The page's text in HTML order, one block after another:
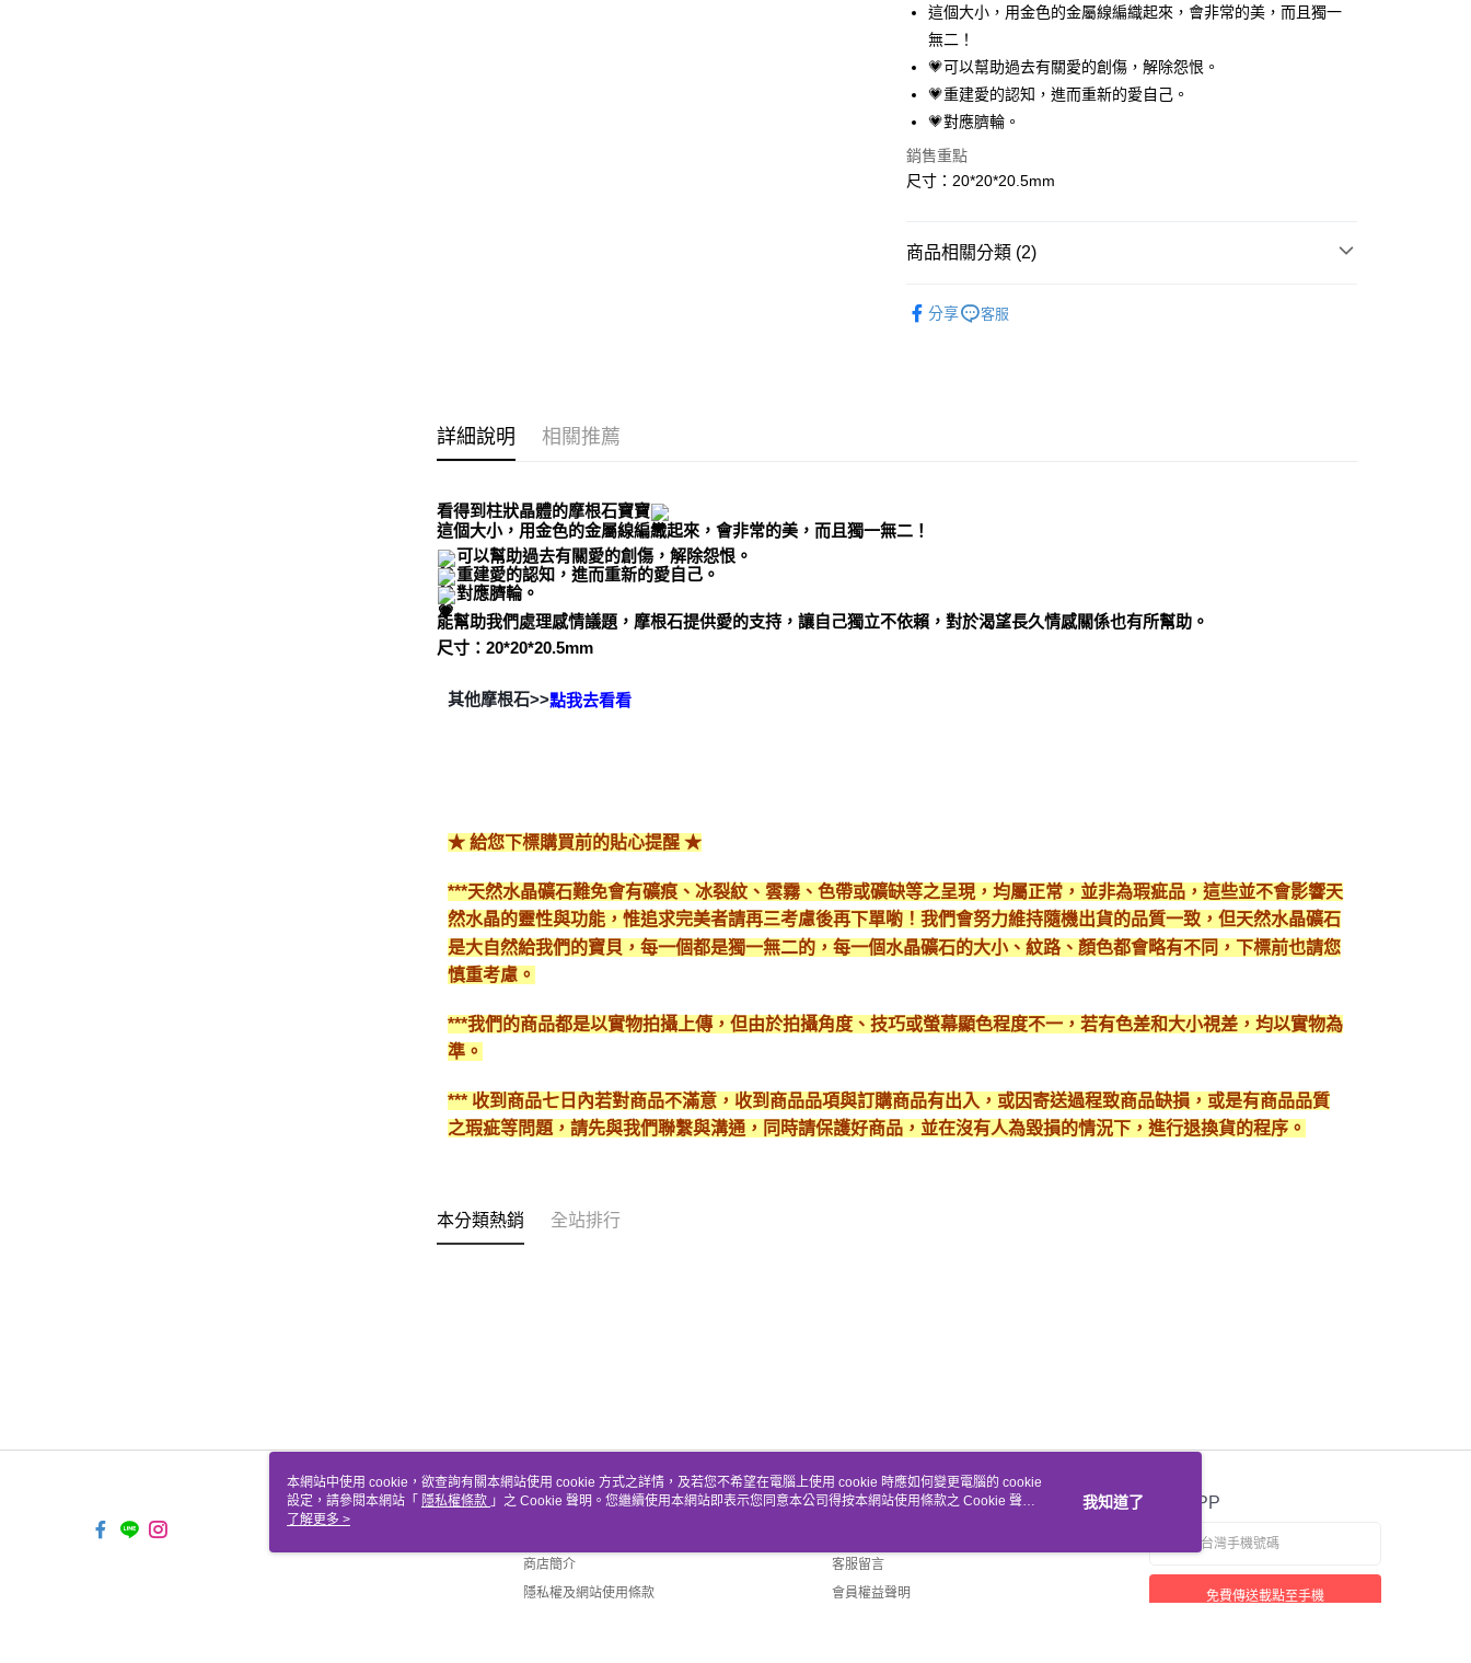
Apple Pay
街口支付
悠遊付
全家取貨付款
7-11取貨付款
付款後門市自取
這個大小，用金色的金屬線編織起來，會非常的美，而且獨一
無二！
💗可以幫助過去有關愛的創傷，解除怨恨。
💗重建愛的認知，進而重新的愛自己。
💗對應臍輪。
銷售重點
尺寸：20*20*20.5mm
商品相關分類 (2)
Morganite
分享 客服
詳細說明 相關推薦
看得到柱狀晶體的摩根石寶寶
這個大小，用金色的金屬線編織起來，會非常的美，而且獨一無二！
可以幫助過去有關愛的創傷，解除怨恨。
重建愛的認知，進而重新的愛自己。
對應臍輪。
能幫助我們處理感情議題，摩根石提供愛的支持，讓自己獨立不依賴，對於渴望長久情感關係也有所幫助。
尺寸：20*20*20.5mm
其他摩根石>>點我去看看
★ 給您下標購買前的貼心提醒 ★
***天然水晶礦石難免會有礦痕、冰裂紋、雲霧、色帶或礦缺等之呈現，均屬正常，並非為瑕疵品，這些並不會影響天
然水晶的靈性與功能，惟追求完美者請再三考慮後再下單喲！我們會努力維持隨機出貨的品質一致，但天然水晶礦石
是大自然給我們的寶貝，每一個都是獨一無二的，每一個水晶礦石的大小、紋路、顏色都會略有不同，下標前也請您
慎重考慮。
***我們的商品都是以實物拍攝上傳，但由於拍攝角度、技巧或螢幕顯色程度不一，若有色差和大小視差，均以實物為
準。
*** 收到商品七日內若對商品不滿意，收到商品品項與訂購商品有出入，或因寄送過程致商品缺損，或是有商品品質
之瑕疵等問題，請先與我們聯繫與溝通，同時請保護好商品，並在沒有人為毀損的情況下，進行退換貨的程序。
本分類熱銷 全站排行
關於我們
商店簡介
隱私權及網站使用條款
客服資訊
客服留言
會員權益聲明
官方APP
免費傳送載點至手機
本網站中使用 cookie，欲查詢有關本網站使用 cookie 方式之詳情，及若您不希望在電腦上使用 cookie 時應如何變更電腦的 cookie
設定，請參閱本網站「 隱私權條款 」之 Cookie 聲明。您繼續使用本網站即表示您同意本公司得按本網站使用條款之 Cookie 聲明
使用 cookie。
了解更多 >
我知道了